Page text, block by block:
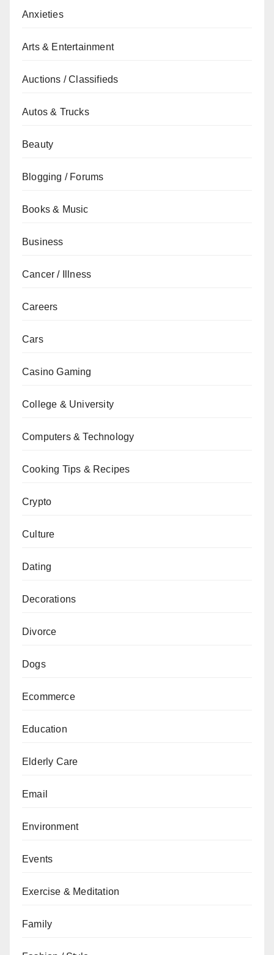
Anxieties
Arts & Entertainment
Auctions / Classifieds
Autos & Trucks
Beauty
Blogging / Forums
Books & Music
Business
Cancer / Illness
Careers
Cars
Casino Gaming
College & University
Computers & Technology
Cooking Tips & Recipes
Crypto
Culture
Dating
Decorations
Divorce
Dogs
Ecommerce
Education
Elderly Care
Email
Environment
Events
Exercise & Meditation
Family